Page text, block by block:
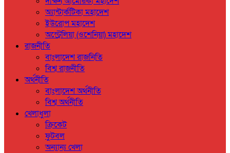
অ্যান্টার্কটিকা মহাদেশ
ইউরোপ মহাদেশ
অস্ট্রেলিয়া (ওশেনিয়া) মহাদেশ
রাজনীতি
বাংলাদেশ রাজনিতি
বিশ্ব রাজনীতি
অর্থনীতি
বাংলাদেশ অর্থনীতি
বিশ্ব অর্থনীতি
খেলাধুলা
ক্রিকেট
ফুটবল
অন্যান্য খেলা